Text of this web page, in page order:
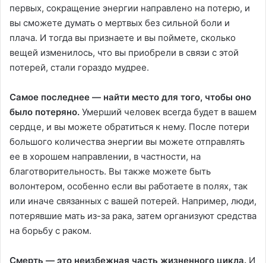
первых, сокращение энергии направлено на потерю, и
вы сможете думать о мертвых без сильной боли и
плача. И тогда вы признаете и вы поймете, сколько
вещей изменилось, что вы приобрели в связи с этой
потерей, стали гораздо мудрее.
Самое последнее — найти место для того, чтобы оно
было потеряно. Умерший человек всегда будет в вашем
сердце, и вы можете обратиться к нему. После потери
большого количества энергии вы можете отправлять
ее в хорошем направлении, в частности, на
благотворительность. Вы также можете быть
волонтером, особенно если вы работаете в полях, так
или иначе связанных с вашей потерей. Например, люди,
потерявшие мать из-за рака, затем организуют средства
на борьбу с раком.
Смерть — это неизбежная часть жизненного цикла. И